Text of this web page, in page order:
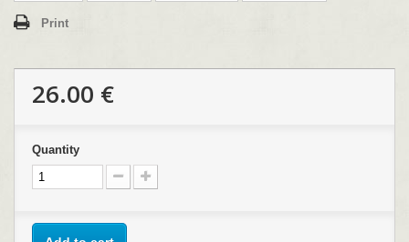
Print
26.00 €
Quantity